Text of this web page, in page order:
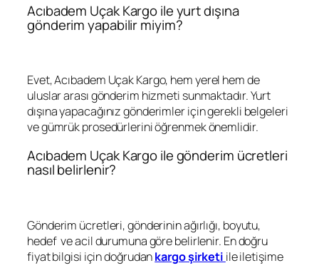
Acıbadem Uçak Kargo ile yurt dışına
gönderim yapabilir miyim?
Evet, Acıbadem Uçak Kargo, hem yerel hem de
uluslar arası gönderim hizmeti sunmaktadır. Yurt
dışına yapacağınız gönderimler için gerekli belgeleri
ve gümrük prosedürlerini öğrenmek önemlidir.
Acıbadem Uçak Kargo ile gönderim ücretleri
nasıl belirlenir?
Gönderim ücretleri, gönderinin ağırlığı, boyutu,
hedef ve acil durumuna göre belirlenir. En doğru
fiyat bilgisi için doğrudankargo şirketi ile iletişime